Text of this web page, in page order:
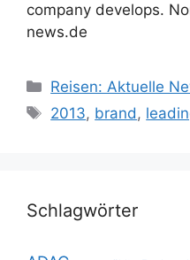
company develops.
news.de
Kategorien
Reisen: Aktuelle
Schlagwörter
2013, brand,
Schlagwörter